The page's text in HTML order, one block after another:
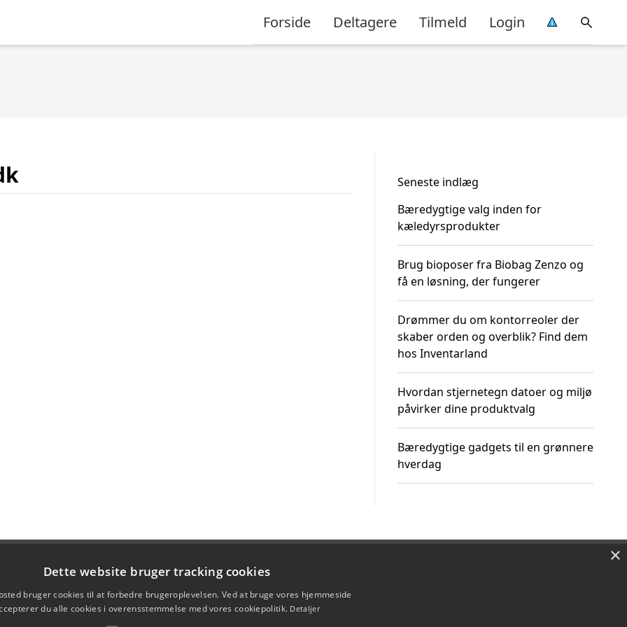
Forside Deltagere Tilmeld Login
Seneste indlæg
Bæredygtige valg inden for
kæledyrsprodukter
Brug bioposer fra Biobag Zenzo og
få en løsning, der fungerer
Drømmer du om kontorreoler der
skaber orden og overblik? Find dem
hos Inventarland
Hvordan stjernetegn datoer og miljø
påvirker dine produktvalg
Bæredygtige gadgets til en grønnere
hverdag
×
Dette website bruger tracking cookies
bruger cookies til at forbedre brugeroplevelsen. Ved at bruge vores hjemmeside
du alle cookies i overensstemmelse med vores cookiepolitik. Detaljer